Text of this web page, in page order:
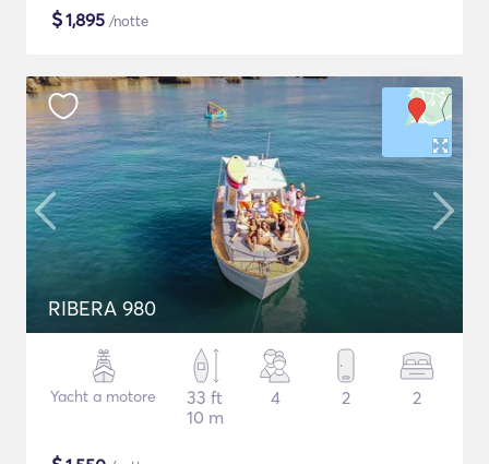
$1,895 /notte
RIBERA 980
Yacht a motore
33 ft
10 m
4 2 2